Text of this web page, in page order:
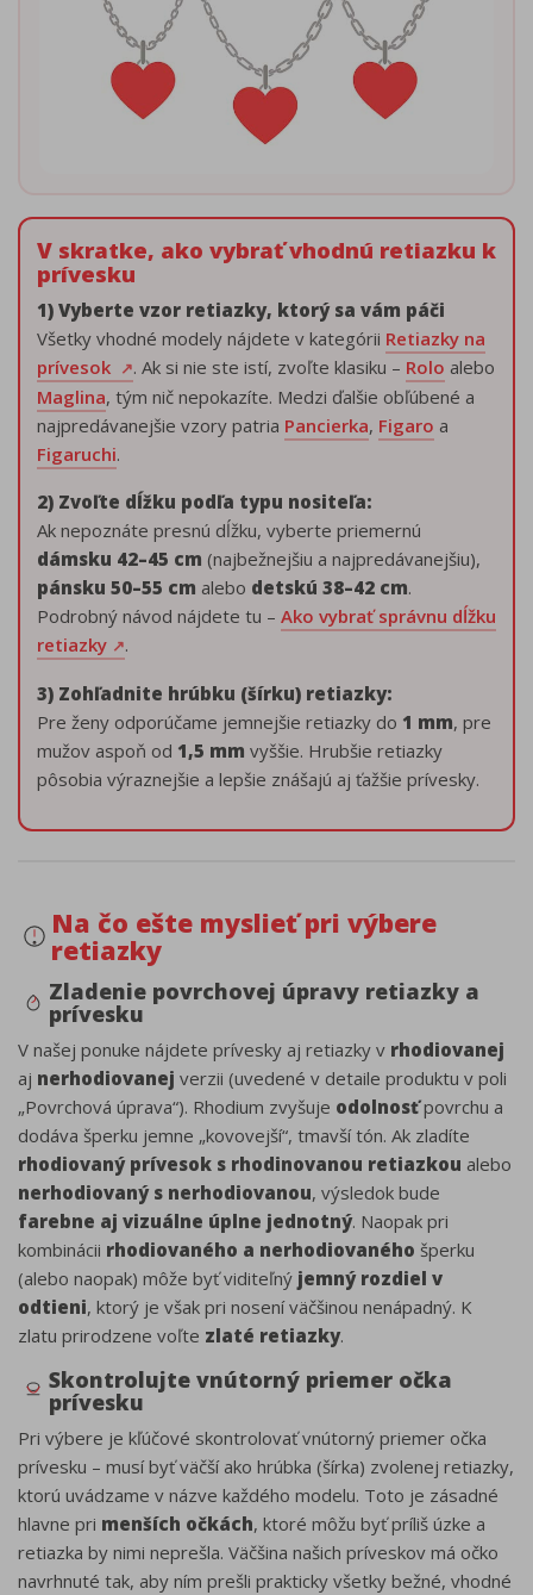
V skratke, ako vybrať vhodnú retiazku k
prívesku
1) Vyberte vzor retiazky, ktorý sa vám páči
Všetky vhodné modely nájdete v kategórii Retiazky na
prívesok
. Ak si nie ste istí, zvoľte klasiku – Rolo alebo
Maglina, tým nič nepokazíte. Medzi ďalšie obľúbené a
najpredávanejšie vzory patria Pancierka, Figaro a
Figaruchi.
2) Zvoľte dĺžku podľa typu nositeľa:
Ak nepoznáte presnú dĺžku, vyberte priemernú
dámsku 42–45 cm (najbežnejšiu a najpredávanejšiu),
pánsku 50–55 cm alebo detskú 38–42 cm.
Podrobný návod nájdete tu – Ako vybrať správnu dĺžku
retiazky
.
3) Zohľadnite hrúbku (šírku) retiazky:
Pre ženy odporúčame jemnejšie retiazky do 1 mm, pre
mužov aspoň od 1,5 mm vyššie. Hrubšie retiazky
pôsobia výraznejšie a lepšie znášajú aj ťažšie prívesky.
Na čo ešte myslieť pri výbere
retiazky
Zladenie povrchovej úpravy retiazky a
prívesku
V našej ponuke nájdete prívesky aj retiazky v rhodiovanej
aj nerhodiovanej verzii (uvedené v detaile produktu v poli
„Povrchová úprava“). Rhodium zvyšuje odolnosťpovrchu a
dodáva šperku jemne „kovovejší“, tmavší tón. Ak zladíte
rhodiovaný prívesok s rhodinovanou retiazkou alebo
nerhodiovaný s nerhodiovanou, výsledok bude
farebne aj vizuálne úplne jednotný. Naopak pri
kombinácii rhodiovaného a nerhodiovaného šperku
(alebo naopak) môže byť viditeľný jemný rozdiel v
odtieni, ktorý je však pri nosení väčšinou nenápadný. K
zlatu prirodzene voľte zlaté retiazky.
Skontrolujte vnútorný priemer očka
prívesku
Pri výbere je kľúčové skontrolovať vnútorný priemer očka
prívesku – musí byť väčší ako hrúbka (šírka) zvolenej retiazky,
ktorú uvádzame v názve každého modelu. Toto je zásadné
hlavne pri menších očkách, ktoré môžu byť príliš úzke a
retiazka by nimi neprešla. Väčšina našich príveskov má očko
navrhnuté tak, aby ním prešli prakticky všetky bežné, vhodné